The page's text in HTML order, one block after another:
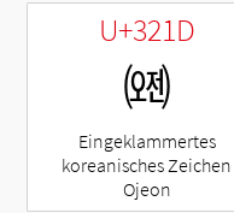
U+321D
㈝
Eingeklammertes
koreanisches Zeichen
Ojeon